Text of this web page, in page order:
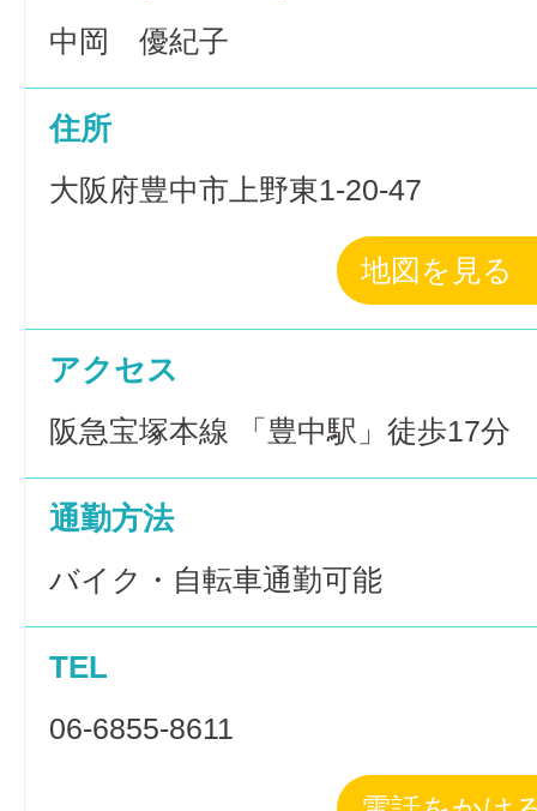
中岡 優紀子
住所
大阪府豊中市上野東1-20-47
地図を見る
アクセス
阪急宝塚本線 「豊中駅」徒歩17分
通勤方法
バイク・自転車通勤可能
TEL
06-6855-8611